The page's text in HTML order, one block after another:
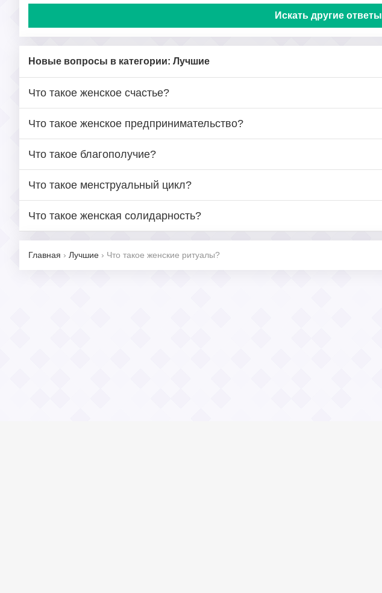
Искать другие ответы
Новые вопросы в категории: Лучшие
Что такое женское счастье?
Что такое женское предпринимательство?
Что такое благополучие?
Что такое менструальный цикл?
Что такое женская солидарность?
Главная › Лучшие › Что такое женские ритуалы?